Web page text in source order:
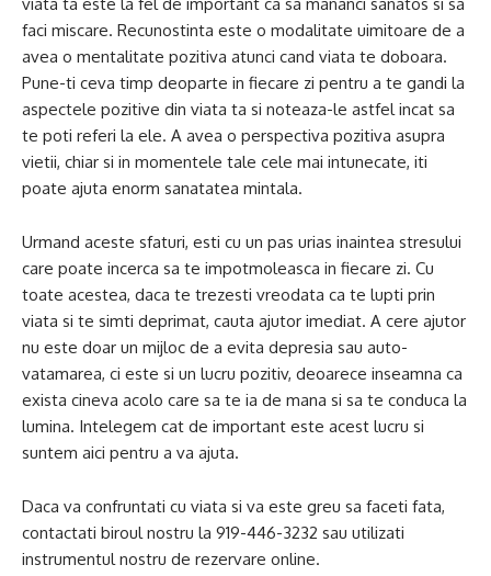
faci miscare. Recunostinta este o modalitate uimitoare de a
avea o mentalitate pozitiva atunci cand viata te doboara.
Pune-ti ceva timp deoparte in fiecare zi pentru a te gandi la
aspectele pozitive din viata ta si noteaza-le astfel incat sa
te poti referi la ele. A avea o perspectiva pozitiva asupra
vietii, chiar si in momentele tale cele mai intunecate, iti
poate ajuta enorm sanatatea mintala.
Urmand aceste sfaturi, esti cu un pas urias inaintea stresului
care poate incerca sa te impotmoleasca in fiecare zi. Cu
toate acestea, daca te trezesti vreodata ca te lupti prin
viata si te simti deprimat, cauta ajutor imediat. A cere ajutor
nu este doar un mijloc de a evita depresia sau auto-
vatamarea, ci este si un lucru pozitiv, deoarece inseamna ca
exista cineva acolo care sa te ia de mana si sa te conduca la
lumina. Intelegem cat de important este acest lucru si
suntem aici pentru a va ajuta.
Daca va confruntati cu viata si va este greu sa faceti fata,
contactati biroul nostru la 919-446-3232 sau utilizati
instrumentul nostru de rezervare online.